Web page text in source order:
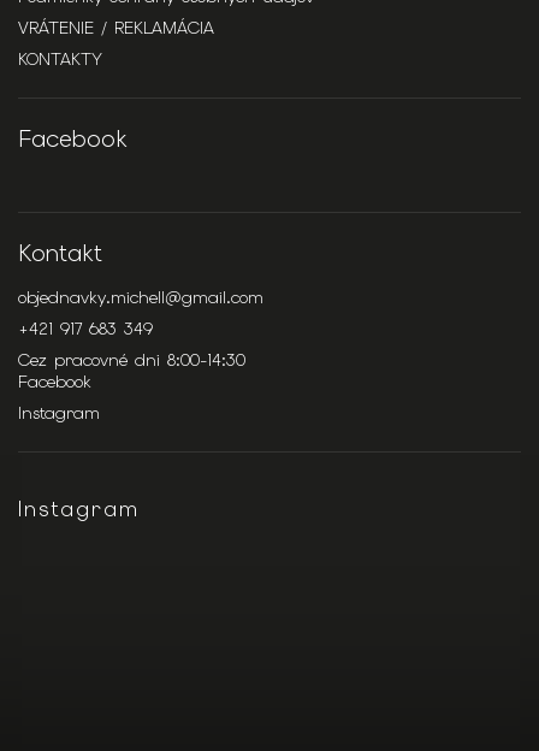
VRÁTENIE / REKLAMÁCIA
KONTAKTY
Facebook
Kontakt
objednavky.michell@gmail.com
+421 917 683 349
Cez pracovné dni 8:00-14:30
Facebook
Instagram
Instagram